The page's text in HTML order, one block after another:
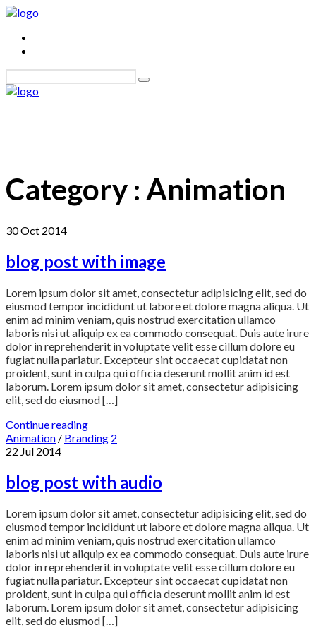
Category : Animation
30Oct 2014
blog post with image
Lorem ipsum dolor sit amet, consectetur adipisicing elit, sed do
eiusmod tempor incididunt ut labore et dolore magna aliqua. Ut
enim ad minim veniam, quis nostrud exercitation ullamco
laboris nisi ut aliquip ex ea commodo consequat. Duis aute irure
dolor in reprehenderit in voluptate velit esse cillum dolore eu
fugiat nulla pariatur. Excepteur sint occaecat cupidatat non
proident, sunt in culpa qui officia deserunt mollit anim id est
laborum. Lorem ipsum dolor sit amet, consectetur adipisicing
elit, sed do eiusmod […]
Continue reading
Animation / Branding 2
22 Jul 2014
blog post with audio
Lorem ipsum dolor sit amet, consectetur adipisicing elit, sed do
eiusmod tempor incididunt ut labore et dolore magna aliqua. Ut
enim ad minim veniam, quis nostrud exercitation ullamco
laboris nisi ut aliquip ex ea commodo consequat. Duis aute irure
dolor in reprehenderit in voluptate velit esse cillum dolore eu
fugiat nulla pariatur. Excepteur sint occaecat cupidatat non
proident, sunt in culpa qui officia deserunt mollit anim id est
laborum. Lorem ipsum dolor sit amet, consectetur adipisicing
elit, sed do eiusmod […]